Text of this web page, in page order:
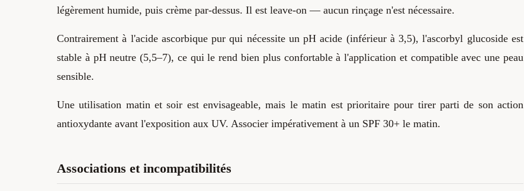
légèrement humide, puis crème par-dessus. Il est leave-on — aucun rinçage n'est nécessaire.
Contrairement à l'acide ascorbique pur qui nécessite un pH acide (inférieur à 3,5), l'ascorbyl glucoside est
stable à pH neutre (5,5–7), ce qui le rend bien plus confortable à l'application et compatible avec une peau
sensible.
Une utilisation matin et soir est envisageable, mais le matin est prioritaire pour tirer parti de son action
antioxydante avant l'exposition aux UV. Associer impérativement à un SPF 30+ le matin.
Associations et incompatibilités